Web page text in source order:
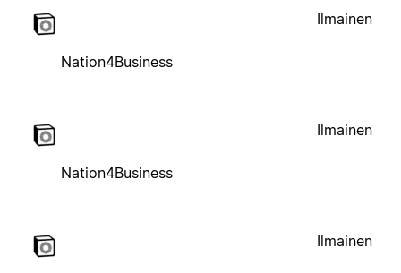
Nation4Business
Ilmainen
Nation4Business
Ilmainen
Ilmainen